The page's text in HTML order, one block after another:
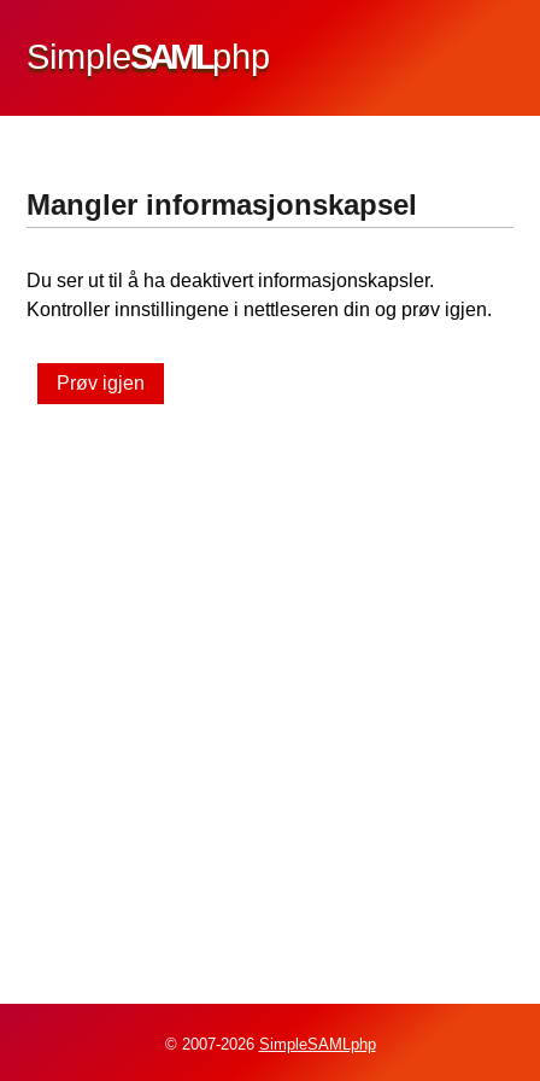
SimpleSAMLphp
Mangler informasjonskapsel
Du ser ut til å ha deaktivert informasjonskapsler.
Kontroller innstillingene i nettleseren din og prøv igjen.
Prøv igjen
© 2007-2026 SimpleSAMLphp